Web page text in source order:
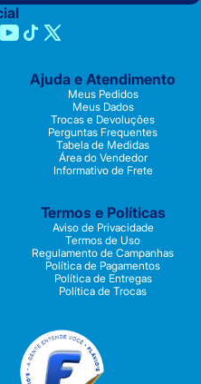
Ajuda e Atendimento
Meus Pedidos
Meus Dados
Trocas e Devoluções
Perguntas Frequentes
Tabela de Medidas
Área do Vendedor
Informativo de Frete
Termos e Políticas
Aviso de Privacidade
Termos de Uso
Regulamento de Campanhas
Política de Pagamentos
Política de Entregas
Política de Trocas